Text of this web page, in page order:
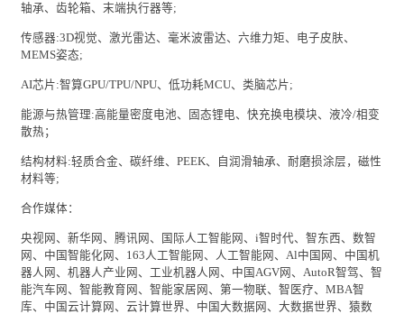
轴承、齿轮箱、末端执行器等;
传感器:3D视觉、激光雷达、毫米波雷达、六维力矩、 电子皮肤、
MEMS姿态;
AI芯片:智算GPU/TPU/NPU、低功耗MCU、类脑芯片;
能源与热管理:高能量密度电池、固态锂电、快充换电模块、液冷/相变
散热；
结构材料:轻质合金、碳纤维、 PEEK、自润滑轴承、 耐磨损涂层 ，磁性
材料等;
合作媒体：
央视网、新华网、腾讯网、国际人工智能网、 i智时代、智东西、数智
网、中国智能化网、 163人工智能网、人工智能网、 Al中国网、中国机
器人网、机器人产业网、工业机器人网、中国 AGV网、 AutoR智驾、智
能汽车 网、智能教育网、智能家居 网、第一物联、智医疗、 MBA智
库、中国云计算网、云计算世界、中国大数据网、大数据世界、猿数